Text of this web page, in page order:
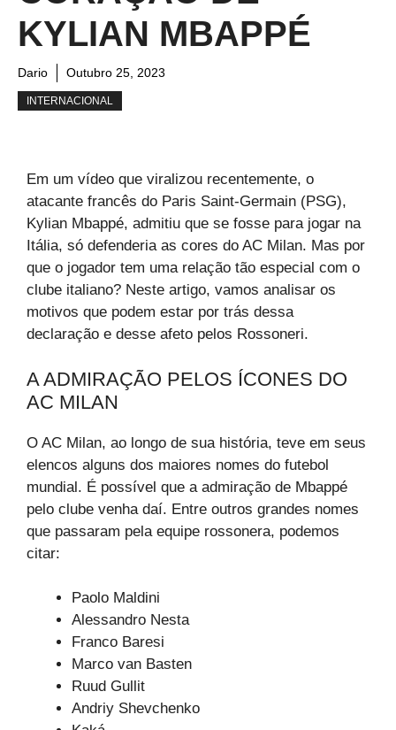
KYLIAN MBAPPÉ
Dario Outubro 25, 2023
INTERNACIONAL
Em um vídeo que viralizou recentemente, o
atacante francês do Paris Saint-Germain (PSG),
Kylian Mbappé, admitiu que se fosse para jogar na
Itália, só defenderia as cores do AC Milan. Mas por
que o jogador tem uma relação tão especial com o
clube italiano? Neste artigo, vamos analisar os
motivos que podem estar por trás dessa
declaração e desse afeto pelos Rossoneri.
A ADMIRAÇÃO PELOS ÍCONES DO
AC MILAN
O AC Milan, ao longo de sua história, teve em seus
elencos alguns dos maiores nomes do futebol
mundial. É possível que a admiração de Mbappé
pelo clube venha daí. Entre outros grandes nomes
que passaram pela equipe rossonera, podemos
citar:
Paolo Maldini
Alessandro Nesta
Franco Baresi
Marco van Basten
Ruud Gullit
Andriy Shevchenko